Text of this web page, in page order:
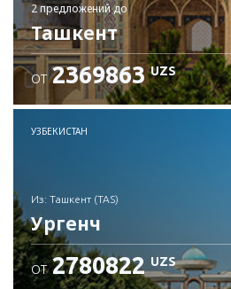
2 предложенийдо
Ташкент
ОТ 2369863 UZS
УЗБЕКИСТАН
из: Ташкент (TAS)
Ургенч
ОТ 2780822 UZS